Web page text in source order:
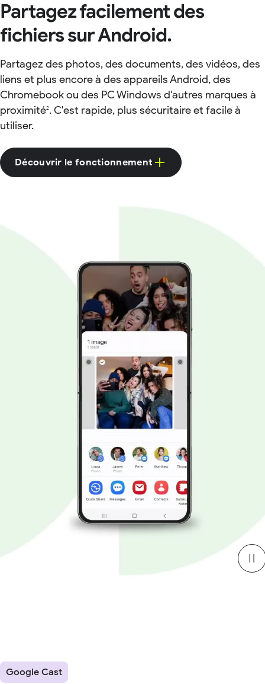
Partagez facilement des
fichiers sur Android.
Partagez des photos, des documents, des vidéos, des
liens et plus encore à des appareils Android, des
Chromebook ou des PC Windows d'autres marques à
proximité2. C'est rapide, plus sécuritaire et facile à
utiliser.
Découvrir le fonctionnement
Google Cast